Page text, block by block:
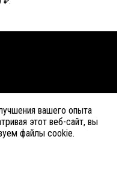
вашего опыта
этот веб-сайт, вы
файлы cookie.